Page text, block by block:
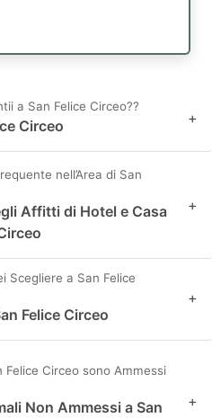
a San Felice Circeo??
Circeo +
nell’Area di San
Affitti di Hotel e Casa
+
Scegliere a San Felice
Felice Circeo
+
Felice Circeo sono Ammessi
Non Ammessi a San
+